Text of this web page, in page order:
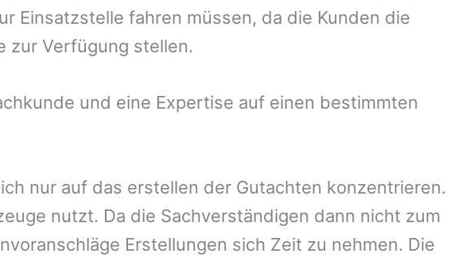
Einsatzstelle fahren müssen, da die Kunden die
zur Verfügung stellen.
und eine Expertise auf einen bestimmten
nur auf das erstellen der Gutachten konzentrieren.
nutzt. Da die Sachverständigen dann nicht zum
Erstellungen sich Zeit zu nehmen. Die